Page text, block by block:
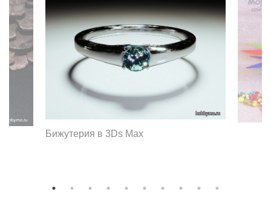
Бижутерия в 3Ds Max